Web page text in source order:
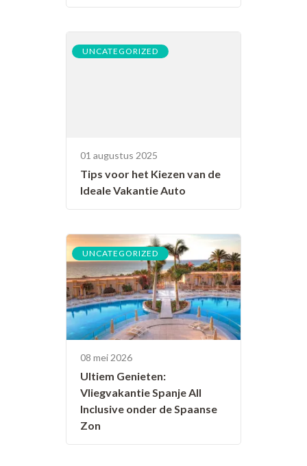
UNCATEGORIZED
01 augustus 2025
Tips voor het Kiezen van de
Ideale Vakantie Auto
UNCATEGORIZED
08 mei 2026
Ultiem Genieten:
Vliegvakantie Spanje All
Inclusive onder de Spaanse
Zon